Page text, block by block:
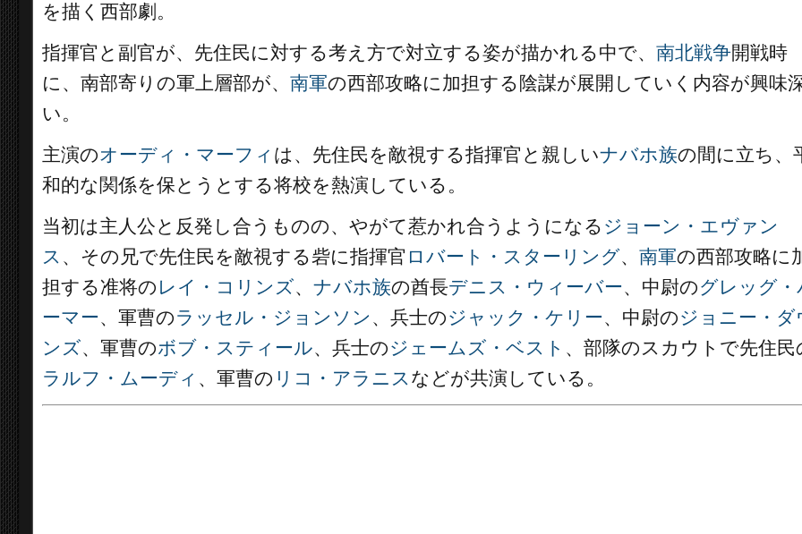
を描く西部劇。
指揮官と副官が、先住民に対する考え方で対立する姿が描かれる中で、 南北戦争開戦時
に、南部寄りの軍上層部が、 南軍の西部攻略に加担する陰謀が展開していく内容が興味
い。
主演のオーディ・マーフィ は、先住民を敵視する指揮官と親しいナバホ族の間に立ち、
和的な関係を保とうとする将校を熱演している。
当初は主人公と反発し合うものの、やがて惹かれ合うようになる ジョーン・エヴァン
ス 、その兄で先住民を敵視する砦に指揮官 ロバート・スターリング、 南軍の西部攻略に
担する准将の レイ・コリンズ、 ナバホ族の酋長デニス・ウィーバー、中尉のグレッグ・
ーマー、軍曹のラッセル・ジョンソン 、兵士のジャック・ケリー、中尉のジョニー・ダ
ンズ、軍曹のボブ・スティール、兵士のジェームズ・ベスト 、部隊のスカウトで先住民
ラルフ・ムーディ 、軍曹の リコ・アラニスなどが共演している。